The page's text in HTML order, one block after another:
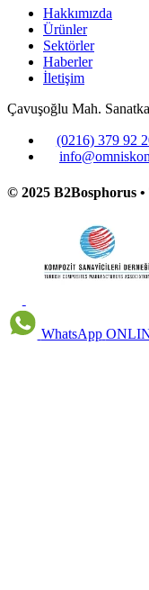
Hakkımızda
Ürünler
Sektörler
Haberler
İletişim
Çavuşoğlu Mah.
(0216) 379 92
© 2025 B2Bosphorus •
WhatsApp